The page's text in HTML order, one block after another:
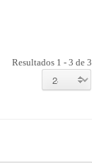
Resultados 1 - 3 de 3